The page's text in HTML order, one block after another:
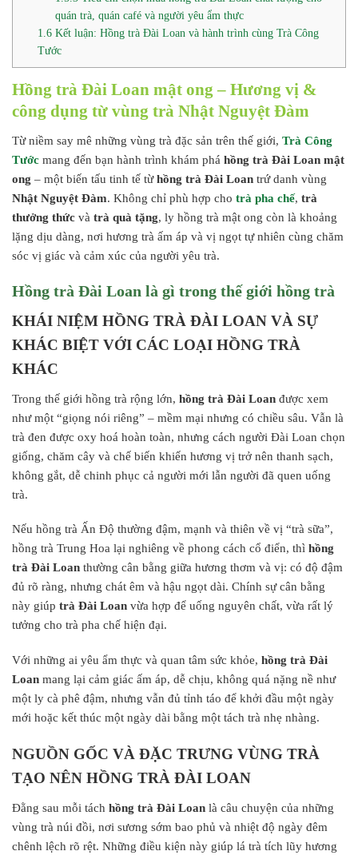
quán trà, quán café và người yêu ẩm thực
1.6 Kết luận: Hồng trà Đài Loan và hành trình cùng Trà Công
Tước
Hồng trà Đài Loan mật ong – Hương vị &
công dụng từ vùng trà Nhật Nguyệt Đàm
Từ niềm say mê những vùng trà đặc sản trên thế giới, Trà Công
Tước mang đến bạn hành trình khám phá hồng trà Đài Loan mật
ong – một biến tấu tinh tế từhồng trà Đài Loan trứ danh vùng
Nhật Nguyệt Đàm. Không chỉ phù hợp cho trà pha chế, trà
thưởng thức và trà quà tặng, ly hồng trà mật ong còn là khoảng
lặng dịu dàng, nơi hương trà ấm áp và vị ngọt tự nhiên cùng chăm
sóc vị giác và cảm xúc của người yêu trà.
Hồng trà Đài Loan là gì trong thế giới hồng trà
KHÁI NIỆM HỒNG TRÀ ĐÀI LOAN VÀ SỰ
KHÁC BIỆT VỚI CÁC LOẠI HỒNG TRÀ
KHÁC
Trong thế giới hồng trà rộng lớn, hồng trà Đài Loan được xem
như một “giọng nói riêng” – mềm mại nhưng có chiều sâu. Vẫn là
trà đen được oxy hoá hoàn toàn, nhưng cách người Đài Loan chọn
giống, chăm cây và chế biến khiến hương vị trở nên thanh sạch,
không gắt, dễ chinh phục cả người mới lẫn người đã quen uống
trà.
Nếu hồng trà Ấn Độ thường đậm, mạnh và thiên về vị “trà sữa”,
hồng trà Trung Hoa lại nghiêng về phong cách cổ điển, thì hồng
trà Đài Loan thường cân bằng giữa hương thơm và vị: có độ đậm
đủ rõ ràng, nhưng chát êm và hậu ngọt dài. Chính sự cân bằng
này giúp trà Đài Loan vừa hợp để uống nguyên chất, vừa rất lý
tưởng cho trà pha chế hiện đại.
Với những ai yêu ẩm thực và quan tâm sức khỏe, hồng trà Đài
Loan mang lại cảm giác ấm áp, dễ chịu, không quá nặng nề như
một ly cà phê đậm, nhưng vẫn đủ tỉnh táo để khởi đầu một ngày
mới hoặc kết thúc một ngày dài bằng một tách trà nhẹ nhàng.
NGUỒN GỐC VÀ ĐẶC TRƯNG VÙNG TRÀ
TẠO NÊN HỒNG TRÀ ĐÀI LOAN
Đằng sau mỗi tách hồng trà Đài Loan là câu chuyện của những
vùng trà núi đồi, nơi sương sớm bao phủ và nhiệt độ ngày đêm
chênh lệch rõ rệt. Những điều kiện này giúp lá trà tích lũy hương